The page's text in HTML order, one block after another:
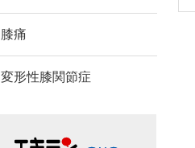
膝痛
変形性膝関節症